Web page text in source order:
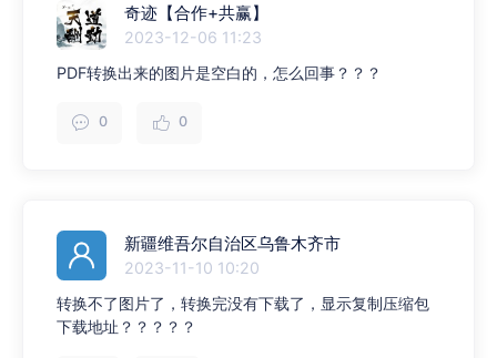
奇迹【合作+共赢】
2023-12-06 11:23
PDF转换出来的图片是空白的，怎么回事？？？
0 0
新疆维吾尔自治区乌鲁木齐市
2023-11-10 10:20
转换不了图片了，转换完没有下载了，显示复制压缩包
下载地址？？？？？